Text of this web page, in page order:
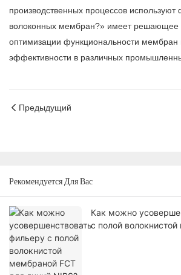
производственных процессов
волоконных мембран?» имеет решающее
оптимизации функциональности мембран
эффективности в различных
Предыдущий
Рекомендуется Для Вас
Как можно
с полой